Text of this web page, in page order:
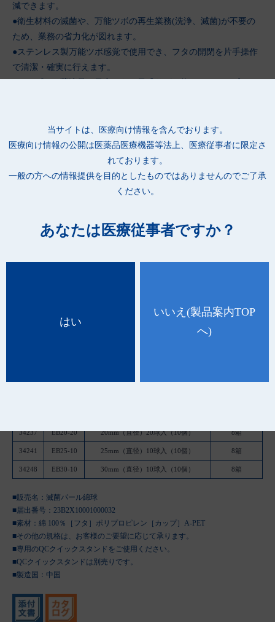
当サイトは、医療向け情報を含んでおります。
医療向け情報の公開は 医薬品医療機器等法上、医療従事者に限定さ
れております。
一般の方への情報提供を目的としたものではありませんのでご了承
ください。
あなたは医療従事者ですか？
はい
いいえ(製品案内TOP
へ)
減できます。
●衛生材料の滅菌や、万能ツボの再生業務(洗浄、滅菌)が不要の
ため、業務の省力化が図れます。
●ステンレス製万能ツボ感覚で使用でき、フタの開閉を片手操作
で清潔・確実に行えます。
ら選べます。
●使用後はキャップとカップを分離し、カップは重ねて廃棄する
ことができるため、ゴミの減量が図れます。
●キャップの素材にはPP(ポリプロピレン)を、カップの素材には
無公害性・安全衛生性・耐薬品性に優れるA-PET(非結晶ポリエ
もダイオキシンなどの有毒物質の発生がなく、完全に燃焼させれ
ば炭酸ガスと水になります。
34237 EB20-20 20mm（直径）20球入（10個） 8箱
34241 EB25-10 25mm（直径）10球入（10個） 8箱
34248 EB30-10 30mm（直径）10球入（10個） 8箱
■販売名：滅菌パール綿球
■届出番号：23B2X10001000032
■素材：綿 100％［フタ］ポリプロピレン［カップ］A-PET
■その他の規格は、お客様のご要望に応じて承ります。
■専用のQCクイックスタンドをご使用ください。
■QCクイックスタンドは別売りです。
■製造国： 中国